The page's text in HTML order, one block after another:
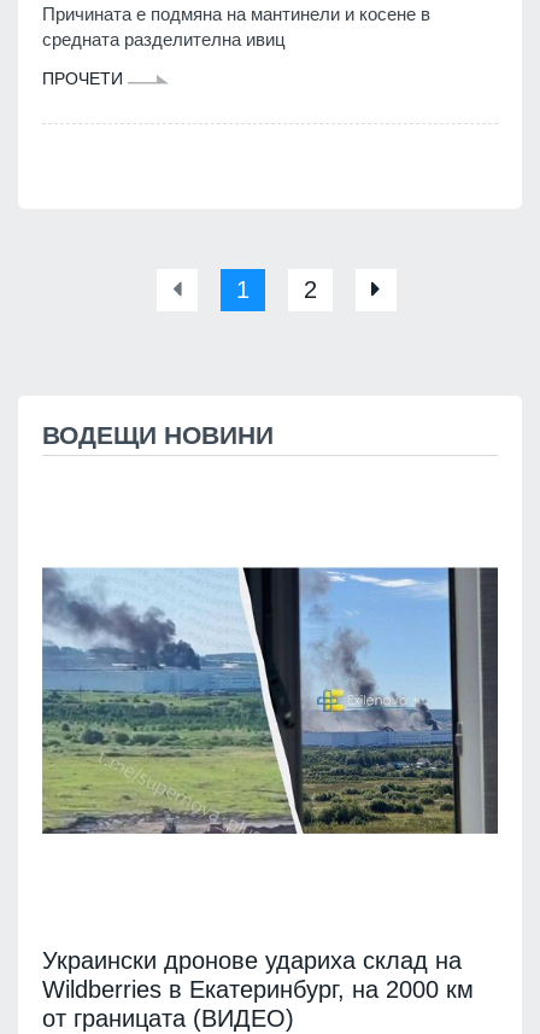
Причината е подмяна на мантинели и косене в
средната разделителна ивиц
ПРОЧЕТИ
1 2
ВОДЕЩИ НОВИНИ
Украински дронове удариха склад на
Wildberries в Екатеринбург, на 2000 км
от границата (ВИДЕО)